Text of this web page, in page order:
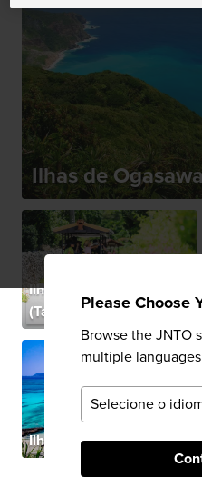
Please Choose
Browse the JNTO
multiple languages
Ilhas de
Ilha de Taketomi
(Taketomijima)
Ilha Amami Oshima